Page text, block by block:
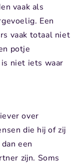
vaak als
Een
vaak totaal niet
potje
niet iets waar
over
die hij of zij
een
zijn. Soms